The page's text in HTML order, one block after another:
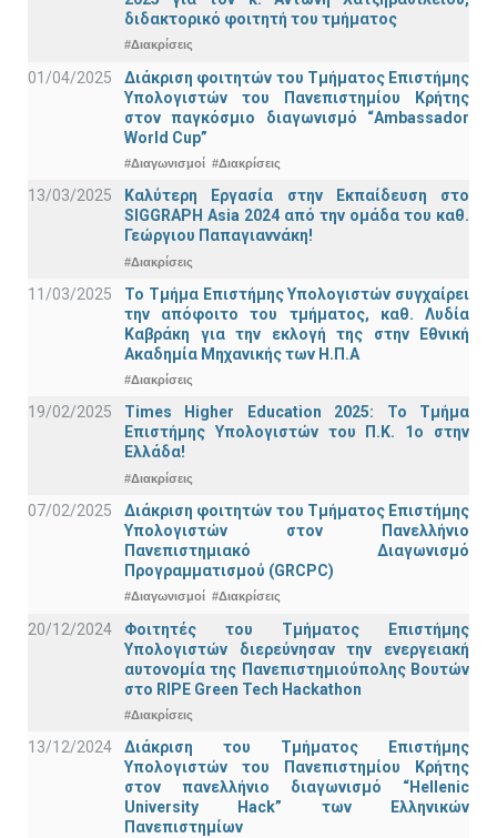
διδακτορικό φοιτητή του τμήματος
#Διακρίσεις
01/04/2025
Διάκριση φοιτητών του Τμήματος Επιστήμης
Υπολογιστών του Πανεπιστημίου Κρήτης
στον παγκόσμιο διαγωνισμό “Ambassador
World Cup”
#Διαγωνισμοί #Διακρίσεις
13/03/2025
Καλύτερη Εργασία στην Εκπαίδευση στο
SIGGRAPH Asia 2024 από την ομάδα του καθ.
Γεώργιου Παπαγιαννάκη!
#Διακρίσεις
11/03/2025
Το Τμήμα Επιστήμης Υπολογιστών συγχαίρει
την απόφοιτο του τμήματος, καθ. Λυδία
Καβράκη για την εκλογή της στην Εθνική
Ακαδημία Μηχανικής των Η.Π.Α
#Διακρίσεις
19/02/2025
Times Higher Education 2025: Το Τμήμα
Επιστήμης Υπολογιστών του Π.Κ. 1ο στην
Ελλάδα!
#Διακρίσεις
07/02/2025
Διάκριση φοιτητών του Τμήματος Επιστήμης
Υπολογιστών στον Πανελλήνιο
Πανεπιστημιακό Διαγωνισμό
Προγραμματισμού (GRCPC)
#Διαγωνισμοί #Διακρίσεις
20/12/2024
Φοιτητές του Τμήματος Επιστήμης
Υπολογιστών διερεύνησαν την ενεργειακή
αυτονομία της Πανεπιστημιούπολης Βουτών
στο RIPE Green Tech Hackathon
#Διακρίσεις
13/12/2024
Διάκριση του Τμήματος Επιστήμης
Υπολογιστών του Πανεπιστημίου Κρήτης
στον πανελλήνιο διαγωνισμό “Hellenic
University Hack” των Ελληνικών
Πανεπιστημίων